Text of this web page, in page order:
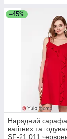
–45%
Нарядний
вагітних та
SF-21.011